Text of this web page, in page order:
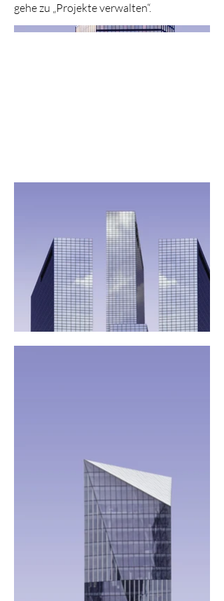
gehe zu „Projekte verwalten“.